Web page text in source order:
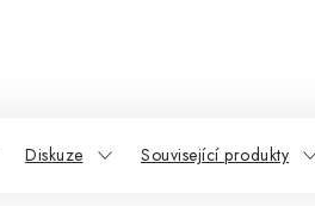
Diskuze Související produkty